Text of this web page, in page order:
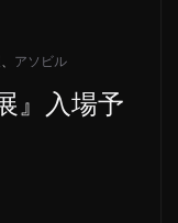
、 アソビル
』入場予